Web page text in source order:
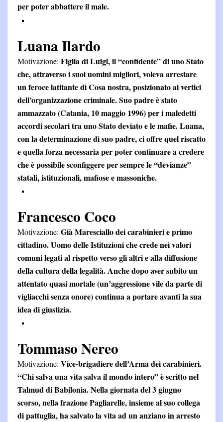
per poter abbattere il male.
Luana Ilardo
Motivazione: Figlia di Luigi, il “confidente” di uno Stato
che, attraverso i suoi uomini migliori, voleva arrestare
un feroce latitante di Cosa nostra, posizionato ai vertici
dell’organizzazione criminale. Suo padre è stato
ammazzato (Catania, 10 maggio 1996) per i maledetti
accordi secolari tra uno Stato deviato e le mafie. Luana,
con la determinazione di suo padre, ci offre quel riscatto
e quella forza necessaria per poter continuare a credere
che è possibile sconfiggere per sempre le “devianze”
statali, istituzionali, mafiose e massoniche.
Francesco Coco
Motivazione: Già Maresciallo dei carabinieri e primo
cittadino. Uomo delle Istituzioni che crede nei valori
comuni legati al rispetto verso gli altri e alla diffusione
della cultura della legalità. Anche dopo aver subito un
attentato quasi mortale (un’aggressione vile da parte di
vigliacchi senza onore) continua a portare avanti la sua
idea di giustizia.
Tommaso Nereo
Motivazione: Vice-brigadiere dell’Arma dei carabinieri.
“Chi salva una vita salva il mondo intero” è scritto nel
Talmud di Babilonia. Nella giornata del 3 giugno
scorso, nella frazione Pagliarelle, insieme al suo collega
di pattuglia, ha salvato la vita ad un anziano in arresto